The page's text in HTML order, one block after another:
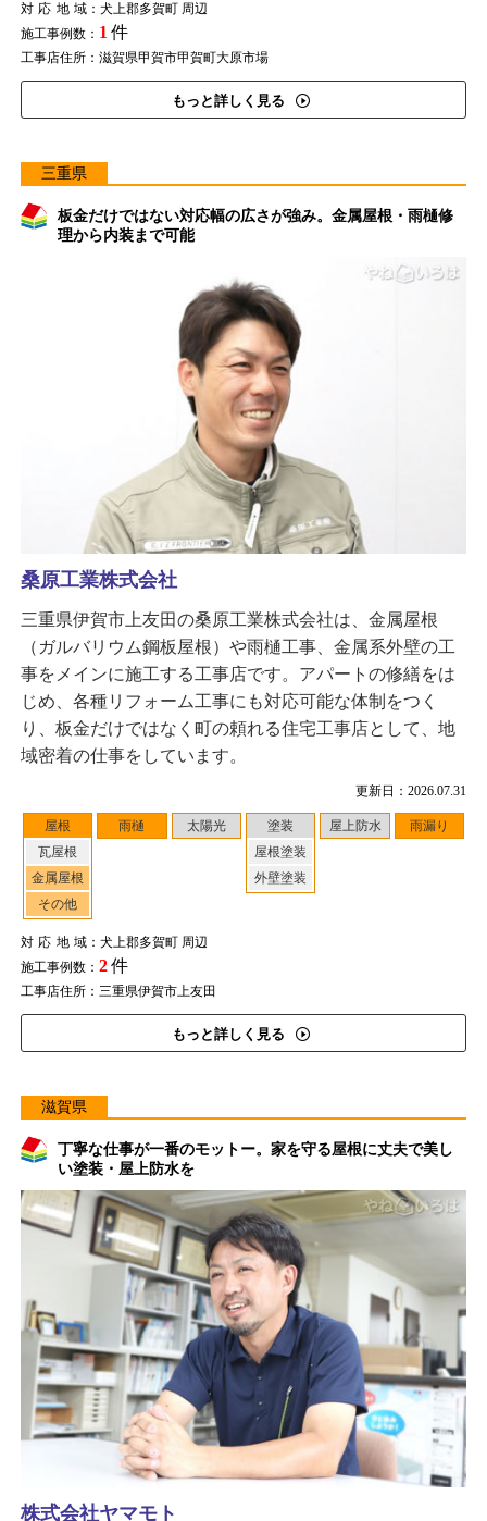
対応地域：犬上郡多賀町 周辺
施工事例数： 1 件
工事店住所：滋賀県甲賀市甲賀町大原市場
もっと詳しく見る
三重県
板金だけではない対応幅の広さが強み。金属屋根・雨樋修
理から内装まで可能
更新日：2026.07.31
屋根
瓦屋根
金属屋根
その他
雨樋 太陽光
塗装
屋根塗装
外壁塗装
屋上防水 雨漏り
対応地域：犬上郡多賀町 周辺
施工事例数： 2件
工事店住所：三重県伊賀市上友田
もっと詳しく見る
桑原工業株式会社
三重県伊賀市上友田の桑原工業株式会社は、金属屋根
（ガルバリウム鋼板屋根）や雨樋工事、金属系外壁の工
事をメインに施工する工事店です。アパートの修繕をは
じめ、各種リフォーム工事にも対応可能な体制をつく
り、板金だけではなく町の頼れる住宅工事店として、地
域密着の仕事をしています。
滋賀県
丁寧な仕事が一番のモットー。家を守る屋根に丈夫で美し
い塗装・屋上防水を
株式会社ヤマモト